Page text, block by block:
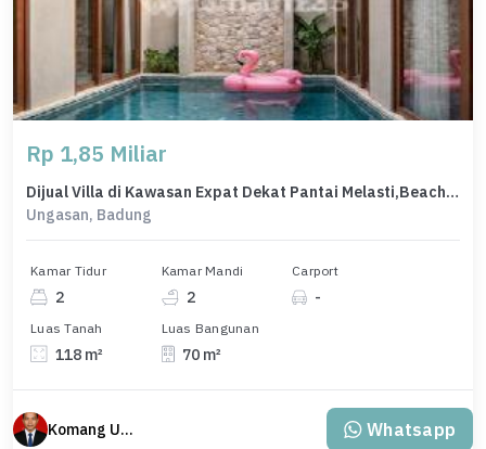
Rp 1,85 Miliar
Dijual Villa di Kawasan Expat Dekat Pantai Melasti,Beach Club
Ungasan, Badung
Kamar Tidur
2
Kamar Mandi
2
Carport
-
Luas Tanah
118 m²
Luas Bangunan
70 m²
Komang Udiana Whatsapp